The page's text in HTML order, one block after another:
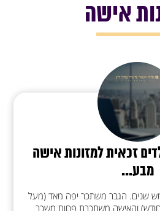
אישה
זכאית למזונות אישה
מבע...
שנים. הגבר משתכר יפה מאד (מעל
והאישה משתכרת פחות משכר